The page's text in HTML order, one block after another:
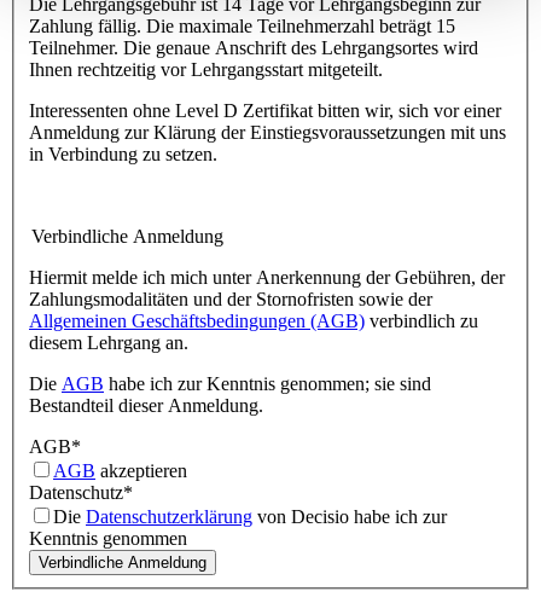
Zahlung fällig. Die maximale Teilnehmerzahl beträgt 15
Teilnehmer. Die genaue Anschrift des Lehrgangsortes wird
Ihnen rechtzeitig vor Lehrgangsstart mitgeteilt.
Interessenten ohne Level D Zertifikat bitten wir, sich vor einer
Anmeldung zur Klärung der Einstiegsvoraussetzungen mit uns
in Verbindung zu setzen.
Verbindliche Anmeldung
Hiermit melde ich mich unter Anerkennung der Gebühren, der
Zahlungsmodalitäten und der Stornofristen sowie der
Allgemeinen Geschäftsbedingungen (AGB) verbindlich zu
diesem Lehrgang an.
Die AGB habe ich zur Kenntnis genommen; sie sind
Bestandteil dieser Anmeldung.
AGB*
AGB akzeptieren
Datenschutz*
Die Datenschutzerklärung von Decisio habe ich zur
Kenntnis genommen